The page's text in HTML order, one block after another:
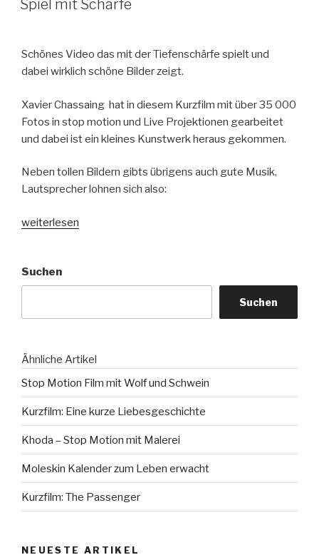
Spiel mit Schärfe
Schönes Video das mit der Tiefenschärfe spielt und
dabei wirklich schöne Bilder zeigt.
Xavier Chassaing hat in diesem Kurzfilm mit über 35 000
Fotos in stop motion und Live Projektionen gearbeitet
und dabei ist ein kleines Kunstwerk heraus gekommen.
Neben tollen Bildern gibts übrigens auch gute Musik,
Lautsprecher lohnen sich also:
„Spiel
weiterlesen
Suchen
Suchen
Ähnliche Artikel
Stop Motion Film mit Wolf und Schwein
Kurzfilm: Eine kurze Liebesgeschichte
Khoda – Stop Motion mit Malerei
Moleskin Kalender zum Leben erwacht
Kurzfilm: The Passenger
NEUESTE ARTIKEL